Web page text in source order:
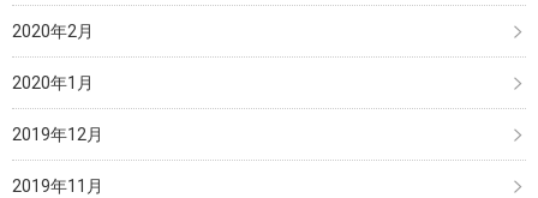
2020年2月
2020年1月
2019年12月
2019年11月